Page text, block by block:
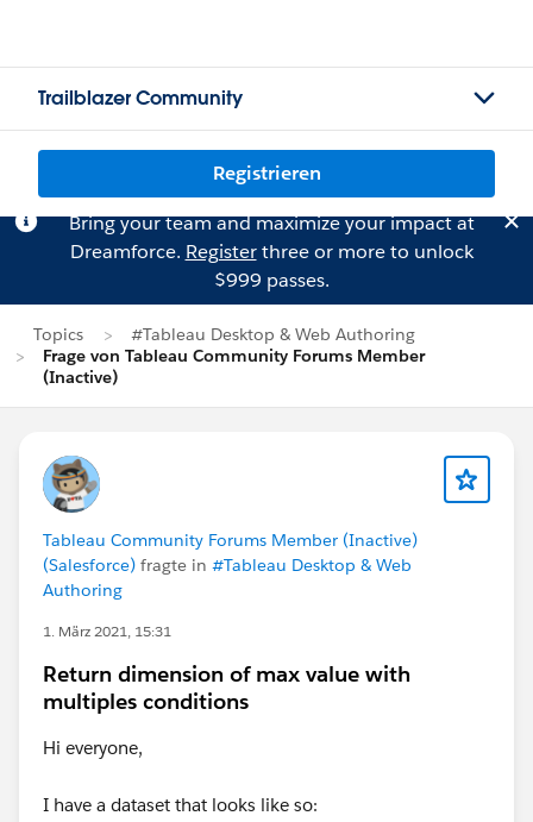
Trailblazer Community
Registrieren
Bring your team and maximize your impact at
Dreamforce. Registerthree or more to unlock
$999 passes.
Topics
#Tableau Desktop & Web Authoring
Frage von Tableau Community Forums Member
(Inactive)
Tableau Community Forums Member (Inactive)
(Salesforce) fragte in #Tableau Desktop & Web
Authoring
1. März 2021, 15:31
Return dimension of max value with
multiples conditions
Hi everyone,
I have a dataset that looks like so: